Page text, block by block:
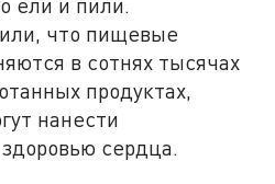
ели и пили.
что пищевые
в сотнях тысячах
продуктах,
нанести
сердца.